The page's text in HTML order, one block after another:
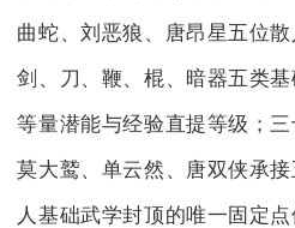
曲蛇、刘恶狼、唐昂星五位
剑、刀、鞭、棍、暗器五类
等量潜能与经验直提等级；三
莫大鹫、单云然、唐双侠承
人基础武学封顶的唯一固定